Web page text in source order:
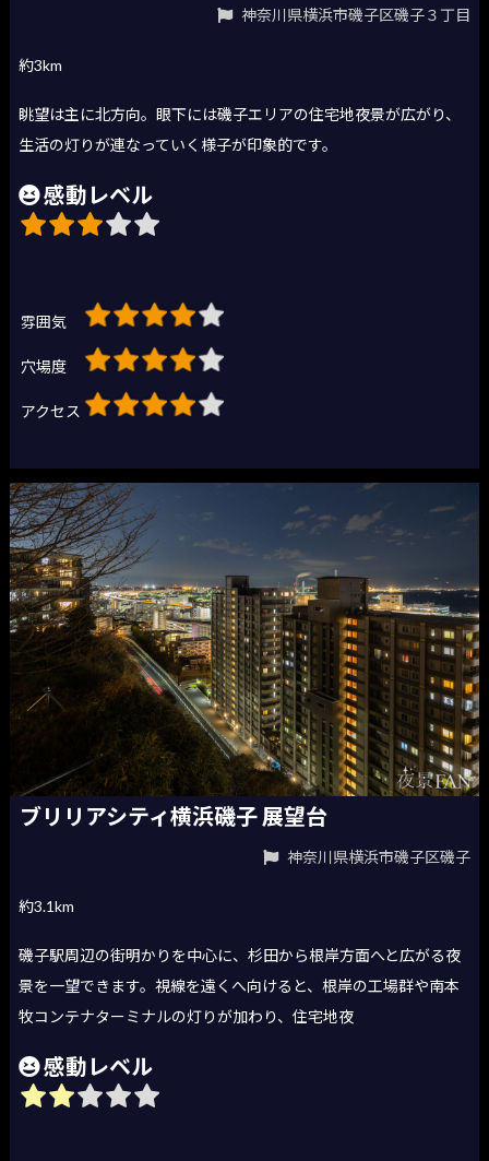
神奈川県横浜市磯子区磯子３丁目
約3km
眺望は主に北方向。眼下には磯子エリアの住宅地夜景が広がり、
生活の灯りが連なっていく様子が印象的です。
感動レベル
雰囲気
穴場度
アクセス
ブリリアシティ横浜磯子 展望台
神奈川県横浜市磯子区磯子
約3.1km
磯子駅周辺の街明かりを中心に、杉田から根岸方面へと広がる夜
景を一望できます。視線を遠くへ向けると、根岸の工場群や南本
牧コンテナターミナルの灯りが加わり、住宅地夜
感動レベル